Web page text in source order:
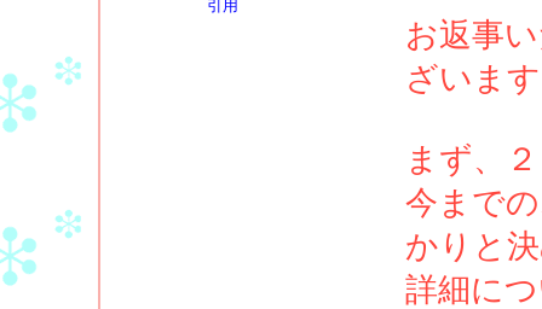
引用
お返事
ざいま
まず、
今まで
かりと
詳細に